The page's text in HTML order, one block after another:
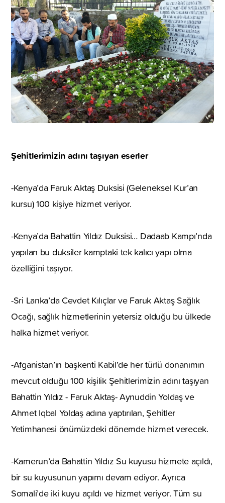
Şehitlerimizin adını taşıyan eserler
-Kenya’da Faruk Aktaş Duksisi (Geleneksel Kur’an
kursu) 100 kişiye hizmet veriyor.
-Kenya’da Bahattin Yıldız Duksisi… Dadaab Kampı’nda
yapılan bu duksiler kamptaki tek kalıcı yapı olma
özelliğini taşıyor.
-Sri Lanka’da Cevdet Kılıçlar ve Faruk Aktaş Sağlık
Ocağı, sağlık hizmetlerinin yetersiz olduğu bu ülkede
halka hizmet veriyor.
-Afganistan’ın başkenti Kabil’de her türlü donanımın
mevcut olduğu 100 kişilik Şehitlerimizin adını taşıyan
Bahattin Yıldız - Faruk Aktaş- Aynuddin Yoldaş ve
Ahmet Iqbal Yoldaş adına yaptırılan, Şehitler
Yetimhanesi önümüzdeki dönemde hizmet verecek.
-Kamerun’da Bahattin Yıldız Su kuyusu hizmete açıldı,
bir su kuyusunun yapımı devam ediyor. Ayrıca
Somali’de iki kuyu açıldı ve hizmet veriyor. Tüm su